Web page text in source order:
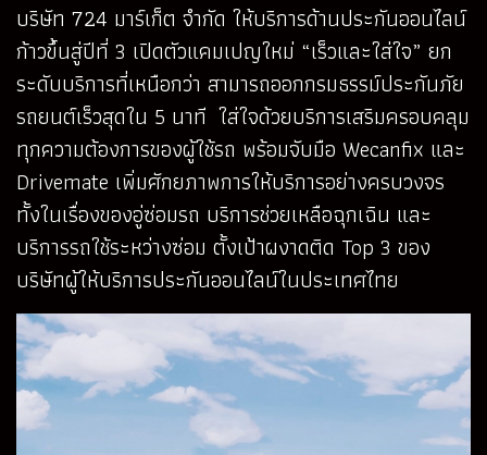
บริษัท 724 มาร์เก็ต จำกัด ให้บริการด้านประกันออนไลน์
ก้าวขึ้นสู่ปีที่ 3 เปิดตัวแคมเปญใหม่ “เร็วและใส่ใจ” ยก
ระดับบริการที่เหนือกว่า สามารถออกกรมธรรม์ประกันภัย
รถยนต์เร็วสุดใน 5 นาที ใส่ใจด้วยบริการเสริมครอบคลุม
ทุกความต้องการของผู้ใช้รถ พร้อมจับมือ Wecanfix และ
Drivemate เพิ่มศักยภาพการให้บริการอย่างครบวงจร
ทั้งในเรื่องของอู่ซ่อมรถ บริการช่วยเหลือฉุกเฉิน และ
บริการรถใช้ระหว่างซ่อม ตั้งเป้าผงาดติด Top 3 ของ
บริษัทผู้ให้บริการประกันออนไลน์ในประเทศไทย